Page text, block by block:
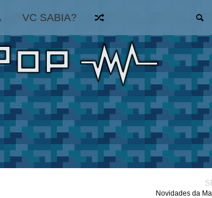
VC SABIA?
Novidades da